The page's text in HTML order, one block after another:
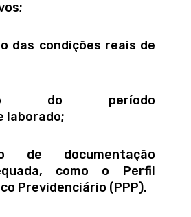
das condições reais de
do período
laborado;
de documentação
como o Perfil
Previdenciário (PPP).